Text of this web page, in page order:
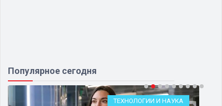
Популярное сегодня
ТЕХНОЛОГИИ И НАУКА